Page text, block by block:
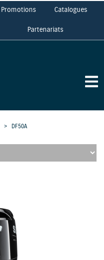
Promotions Catalogues
Partenariats
> DF50A